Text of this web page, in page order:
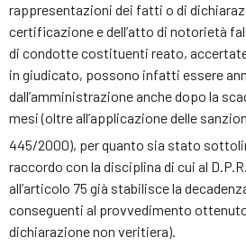
rappresentazioni dei fatti o di
certificazione e dell’atto di notorietà
di condotte costituenti reato,
in giudicato, possono infatti essere
dall’amministrazione anche dopo la
mesi (oltre all’applicazione delle
445/2000), per quanto sia stato
raccordo con la disciplina di cui al
all’articolo 75 già stabilisce la
conseguenti al provvedimento
dichiarazione non veritiera).